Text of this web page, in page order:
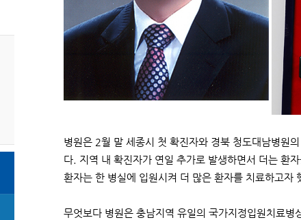
병원은 2월 말 세종시 첫 확진자와 경북 청도대남병원
다. 지역 내 확진자가 연일 추가로 발생하면서 더는 환
환자는 한 병실에 입원시켜 더 많은 환자를 치료하고자
무엇보다 병원은 충남지역 유일의 국가지정입원치료